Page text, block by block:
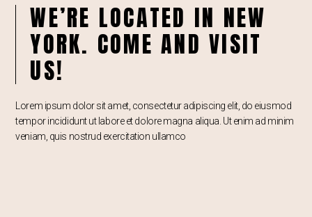
WE’RE LOCATED IN NEW
YORK. COME AND VISIT
US!
Lorem ipsum dolor sit amet, consectetur adipiscing elit, do eiusmod
tempor incididunt ut labore et dolore magna aliqua. Ut enim ad minim
veniam, quis nostrud exercitation ullamco